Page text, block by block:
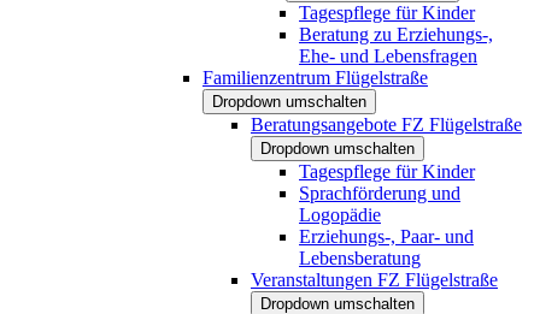
Tagespflege für Kinder
Beratung zu Erziehungs-,
Ehe- und Lebensfragen
Familienzentrum Flügelstraße
Dropdown umschalten
Beratungsangebote FZ Flügelstraße
Dropdown umschalten
Tagespflege für Kinder
Sprachförderung und
Logopädie
Erziehungs-, Paar- und
Lebensberatung
Veranstaltungen FZ Flügelstraße
Dropdown umschalten